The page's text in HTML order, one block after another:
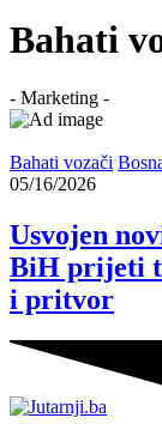
Bahati
- Marketing -
Bahati vozači
05/16/2026
Usvojen
BiH prijeti
i pritvor